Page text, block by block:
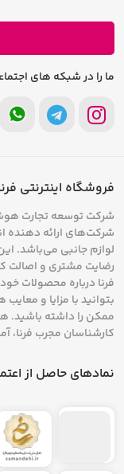
پیشنهادات و
ما را در شبکه های
فروشگاه اینترنتی
شرکت توسعه تجارت
شرکت‌های ارائه دهنده
لوازم جانبی می‌باشد.
رضایت مشتری و اصالت
فرنا درباره محصولات
بتوانید با مزایا و
ممکن را داشته باشید.
کارشناسان مجرب
نمادهای حاصل از